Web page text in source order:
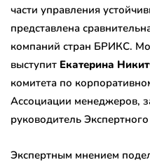
части управления
представлена
компаний стран БРИКС.
выступит Екатерина
комитета по
Ассоциации менеджеров,
руководитель
Экспертным мнением